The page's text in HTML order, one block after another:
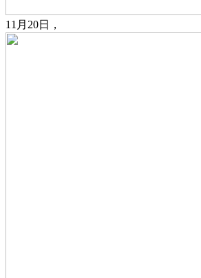
11月20日，